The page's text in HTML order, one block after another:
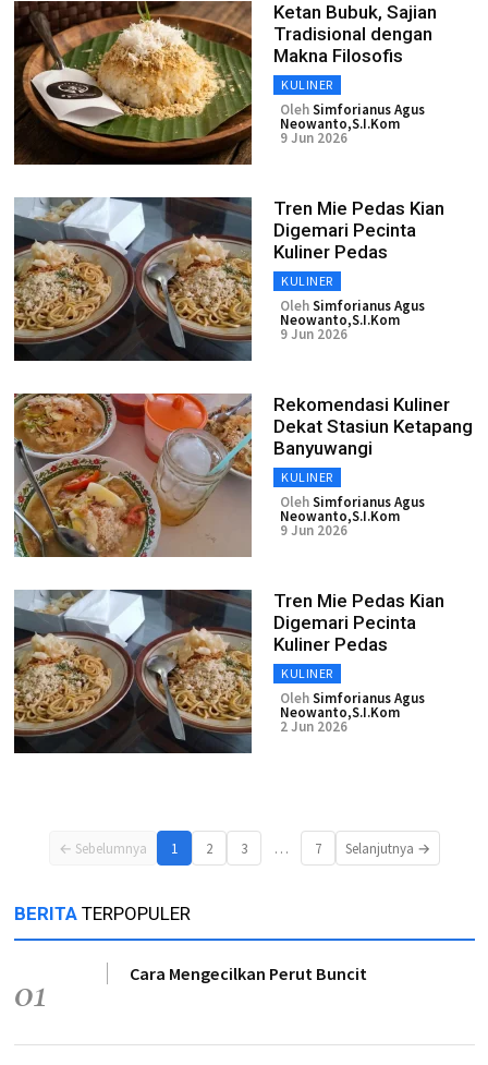
Ketan Bubuk, Sajian
Tradisional dengan
Makna Filosofis
KULINER
OlehSimforianus Agus
Neowanto,S.I.Kom
9 Jun 2026
Tren Mie Pedas Kian
Digemari Pecinta
Kuliner Pedas
KULINER
OlehSimforianus Agus
Neowanto,S.I.Kom
9 Jun 2026
Rekomendasi Kuliner
Dekat Stasiun Ketapang
Banyuwangi
KULINER
OlehSimforianus Agus
Neowanto,S.I.Kom
9 Jun 2026
Tren Mie Pedas Kian
Digemari Pecinta
Kuliner Pedas
KULINER
OlehSimforianus Agus
Neowanto,S.I.Kom
2 Jun 2026
← Sebelumnya 1 2 3 … 7 Selanjutnya →
BERITA TERPOPULER
01 Cara Mengecilkan Perut Buncit